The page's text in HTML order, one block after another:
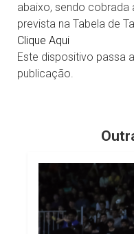
abaixo, sendo cobrada
prevista na Tabela de
Clique Aqui
Este dispositivo passa
publicação.